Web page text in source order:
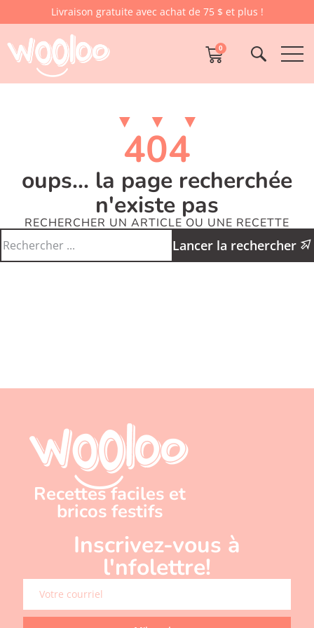
Livraison gratuite avec achat de 75 $ et plus !
0
404
oups... la page recherchée
n'existe pas
RECHERCHER UN ARTICLE OU UNE RECETTE
Lancer la rechercher
Recettes faciles et
bricos festifs
Inscrivez-vous à
l'nfolettre!